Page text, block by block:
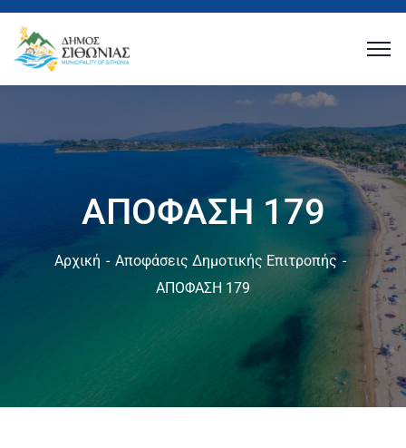
ΑΠΟΦΑΣΗ 179
Αρχική
Αποφάσεις Δημοτικής Επιτροπής
ΑΠΟΦΑΣΗ 179